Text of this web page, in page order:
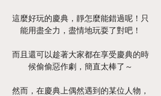
這麼好玩的慶典，靜怎麼能錯過呢！只
能用盡全力，盡情地玩耍了對吧！
而且還可以趁著大家都在享受慶典的時
候偷偷惡作劇，簡直太棒了～
然而，在慶典上偶然遇到的某位人物，